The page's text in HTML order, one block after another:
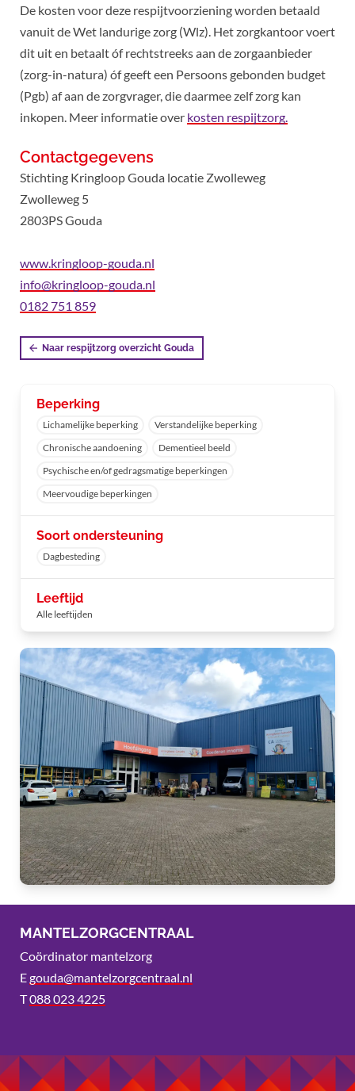
De kosten voor deze respijtvoorziening worden betaald
vanuit de Wet landurige zorg (Wlz). Het zorgkantoor voert
dit uit en betaalt óf rechtstreeks aan de zorgaanbieder
(zorg-in-natura) óf geeft een Persoons gebonden budget
(Pgb) af aan de zorgvrager, die daarmee zelf zorg kan
inkopen. Meer informatie over kosten respijtzorg.
Contactgegevens
Stichting Kringloop Gouda locatie Zwolleweg
Zwolleweg 5
2803PS Gouda
www.kringloop-gouda.nl
info@kringloop-gouda.nl
0182 751 859
Naar respijtzorg overzicht Gouda
Beperking
Lichamelijke beperking
Verstandelijke beperking
Chronische aandoening
Dementieel beeld
Psychische en/of gedragsmatige beperkingen
Meervoudige beperkingen
Soort ondersteuning
Dagbesteding
Leeftijd
Alle leeftijden
MANTELZORGCENTRAAL
Coördinator mantelzorg
Egouda@mantelzorgcentraal.nl
T088 023 4225